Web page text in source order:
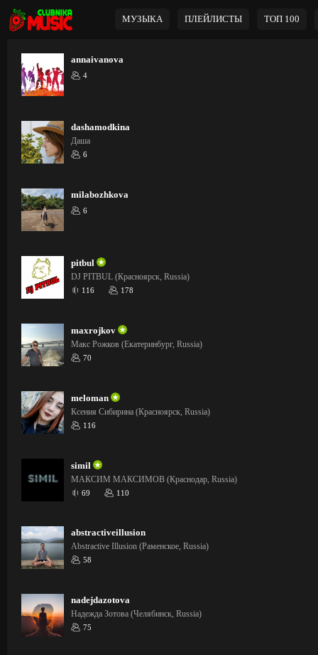
МУЗЫКА ПЛЕЙЛИСТЫ ТОП 100
annaivanova
4
dashamodkina
Даша
6
milabozhkova
6
pitbul
DJ PITBUL (Красноярск, Russia)
116 178
maxrojkov
Макс Рожков (Екатеринбург, Russia)
70
meloman
Ксения Сибирина (Красноярск, Russia)
116
simil
МАКСИМ МАКСИМОВ (Краснодар, Russia)
69 110
abstractiveillusion
Abstractive Illusion (Раменское, Russia)
58
nadejdazotova
Надежда Зотова (Челябинск, Russia)
75